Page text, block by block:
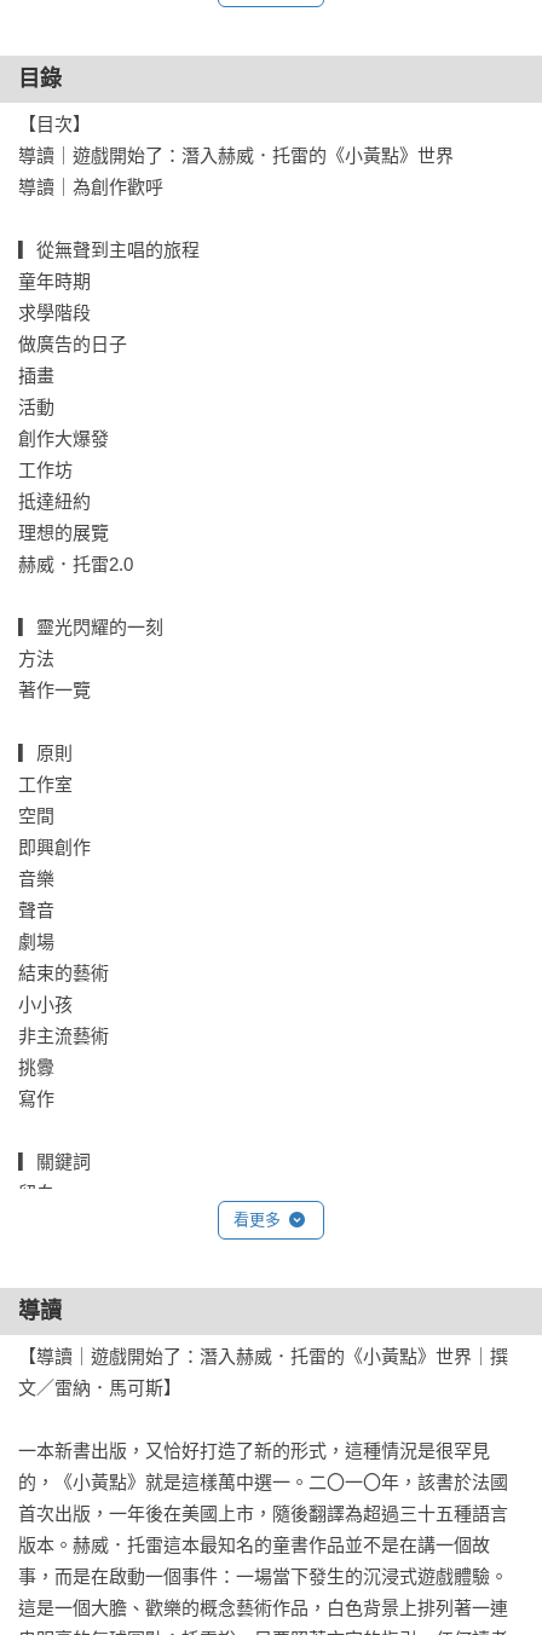
本書收錄近三百幅插畫、素描、純藝術創作、裝置藝術實景
照，由策展人艾倫．奧特與兒童文學專家雷納．馬可斯專文導
讀，藉由創作歷程概覽、藝術家的自我剖析，深入理解其成長
背景、靈感來源以及創意方法。
這是一本色彩繽紛、激發讀者好奇心的書，充滿實驗性與即興
愛，是成人讀者必讀的傑作。一如既往，這位童書世界的創新
者以新作《玩出藝術來！》邀請你加入能量充沛的創作之旅！
------.------.------.------.------
▎赫威．托雷談創作
●藍色、紅色、黃色⋯⋯是童年的顏色。
●我所做的不僅僅是畫一幅畫，而是或長或短地經歷一段時光。
●重新發現創作的瞬間，讓它成為可被閱讀的瞬間。
●嬰兒與藝術家之間存在著一道獨特的門。
●做得很好，很美，然後呢？
●書能為孩子們打造逃離現狀的出口，通往任何可能之處。
●音符躍動帶出的驚喜滋養了我的創作。我朗讀的時候，我的書
產生關聯，音樂就迴響在書頁之間，不管那本書是什麼語言。
●創作必須是不穩定的，因為它的反義就是穩定，在穩定中什麼
都不會發生。
【赫威．托雷童書作品獲獎紀錄】
★波隆納兒童書展拉加茲獎
★法國女巫獎
★日本幼兒園繪本大賞
★義大利安德森最佳藝術書籍獎
★美國《紐約時報》暢銷排行榜
★美國《出版人週刊》年度最佳童書
★入選美國圖書館協會兒童圖書委員會（ALSC）傑出童書
★入選瑞士國際少年兒童圖書評議會（IBBY）榮譽書單
★博客來、誠品等各大通路暢銷榜童書暢銷榜
★好書大家讀：最佳少年兒童讀物獎
李霜青（國立臺灣藝術大學藝術與人文教學研究所所長兼中心
主任）
周婉湘（《小黃點》系列譯者，《一起讀、一起玩》作者）
廖韡（設計師）
賴嘉綾（作家、繪本評論人）
目錄
【目次】
導讀｜遊戲開始了：潛入赫威．托雷的《小黃點》世界
導讀｜為創作歡呼
▎從無聲到主唱的旅程
童年時期
求學階段
做廣告的日子
插畫
活動
創作大爆發
工作坊
抵達紐約
理想的展覽
赫威．托雷2.0
▎靈光閃耀的一刻
方法
著作一覽
▎原則
工作室
空間
即興創作
音樂
聲音
劇場
結束的藝術
小小孩
非主流藝術
挑釁
寫作
▎關鍵詞
留白
線條
形狀
圓點
撕開紙張
光
▎創作參考
▎理想的展覽
▎田野上的花朵
看更多
導讀
【導讀｜遊戲開始了：潛入赫威．托雷的《小黃點》世界｜撰
文／雷納．馬可斯】
一本新書出版，又恰好打造了新的形式，這種情況是很罕見
的，《小黃點》就是這樣萬中選一。二〇一〇年，該書於法國
首次出版，一年後在美國上市，隨後翻譯為超過三十五種語言
版本。赫威．托雷這本最知名的童書作品並不是在講一個故
事，而是在啟動一個事件：一場當下發生的沉浸式遊戲體驗。
這是一個大膽、歡樂的概念藝術作品，白色背景上排列著一連